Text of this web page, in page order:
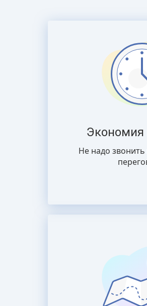
Не надо звонить